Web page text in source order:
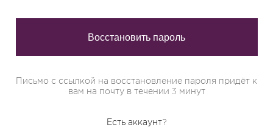
Письмо с ссылкой на восстановление пароля придёт к
вам на почту в течении 3 минут
Есть аккаунт?